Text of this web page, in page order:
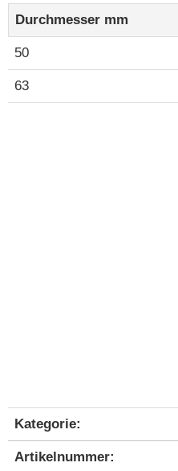
Durchmesser mm
50
63
Produkteigenschaft
Wert
Kategorie:
Artikelnummer: